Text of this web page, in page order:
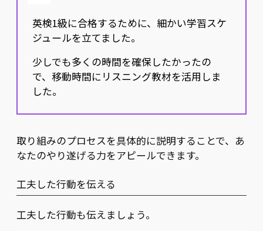
英検1級に合格するために、細かい学習スケ
ジュールを立てました。
少しでも多くの時間を確保したかったの
で、移動時間にリスニング教材を活用しま
した。
取り組みのプロセスを具体的に説明することで、あ
なたのやり遂げる力をアピールできます。
工夫した行動を伝える
工夫した行動も伝えましょう。